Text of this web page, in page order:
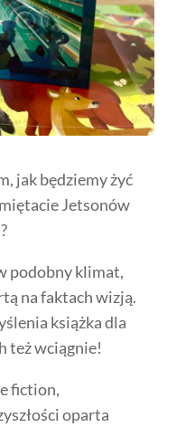
jak będziemy żyć
Jetsonów
podobny klimat,
na faktach wizją.
książka dla
też wciągnie!
fiction,
oparta